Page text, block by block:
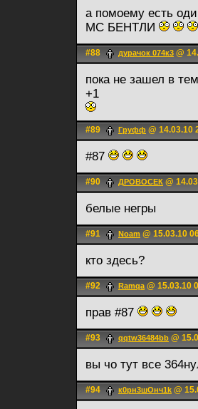
а помоему есть
МС БЕНТЛИ
#88 дурачок 074к3 @
пока не зашел в
+1
#89 Груфф @ 14.03.10
#87
#90 ДРОВОСЕК @
белые негры
#91 Noam @ 15.03.10
кто здесь?
#92 Ramqa@ 15.03.10
прав #87
#93 qqtw36484bb @
вы чо тут все
#94 к0рн3шОнч1k @